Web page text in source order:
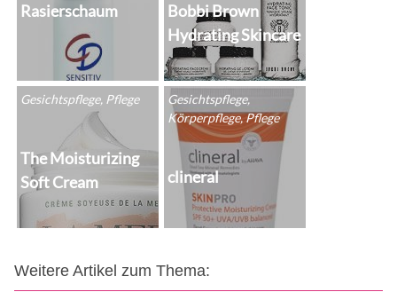
Rasierschaum
Bobbi Brown
Hydrating Skincare
Gesichtspflege, Pflege
The Moisturizing
Soft Cream
Gesichtspflege,
Körperpflege, Pflege
clineral
Weitere Artikel zum Thema: